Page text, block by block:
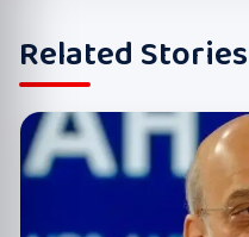
Related Stories